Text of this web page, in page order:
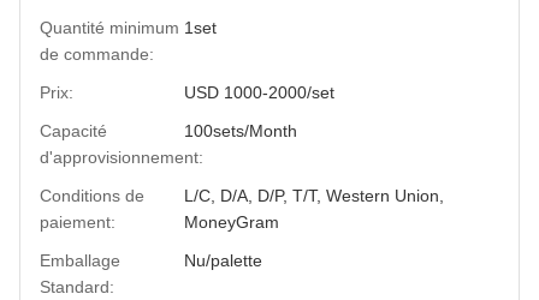
Quantité minimum
de commande:
1set
Prix:
USD 1000-2000/set
Capacité
d'approvisionnement:
100sets/Month
Conditions de
paiement:
L/C, D/A, D/P, T/T, Western Union,
MoneyGram
Emballage
Standard:
Nu/palette